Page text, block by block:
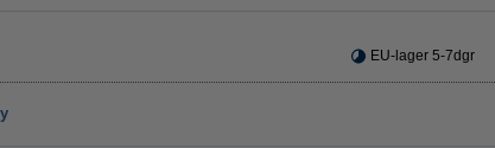
EU-lager 5-7dgr